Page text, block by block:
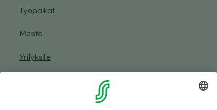
Työ­pai­kat
Meistä
Yri­tyk­sille
Muuta eväs­tea­se­tuk­sia & eväs­tein­for­maa­tio
Tie­to­suo­ja­se­loste (Arina)